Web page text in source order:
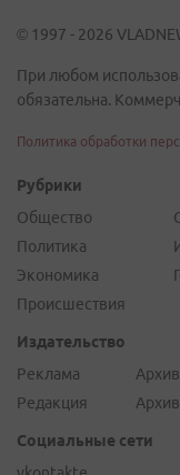
© 1997 - 2026
При любом
обязательна.
Политика обработки
Рубрики
Общество
Политика
Экономика
Происшествия
Издательство
Реклама
Редакция
Социальные сети